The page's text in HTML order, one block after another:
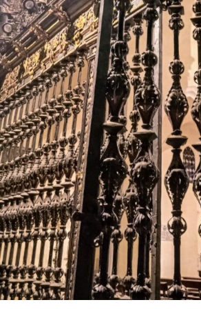
El resultado fue una torre en la
tradición constructiva mudéjar y
renacentista. El cuerpo de
grandes arcos de medio punto,
y el chapitel incorporan
elementos más característicos de
religiosa marchenera. El Plan
del Conjunto Histórico de
precisamente la torre como una
rematada por chapitel y decorada
en el friso como en su coronación.
La lectura de los muros permite
actual campanario se levantó
anterior, probablemente medieval.
aparentemente tapiados visibles
cerámico podrían ser una de las
fase primitiva, aunque esta